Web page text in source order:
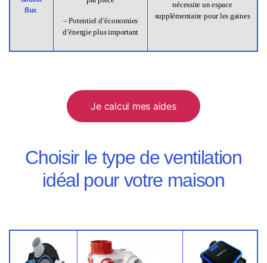
flux
– Potentiel d’économies
d’énergie plus important
nécessite un espace
supplémentaire pour les gaines
Je calcul mes aides
Choisir le type de ventilation
idéal pour votre maison